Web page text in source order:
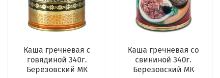
Каша гречневая с
говядиной 340г.
Березовский МК
Каша гречневая со
свининой 340г.
Березовский МК